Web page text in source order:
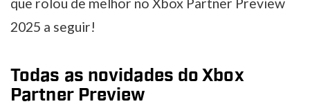
2025 a seguir!
Todas as novidades do Xbox
Partner Preview